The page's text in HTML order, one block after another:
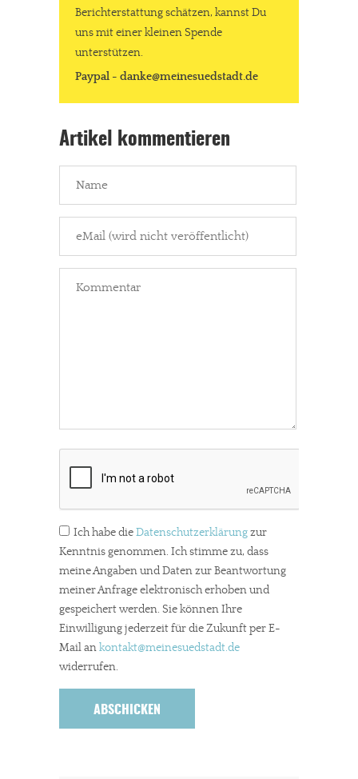
Berichterstattung schätzen, kannst Du
uns mit einer kleinen Spende
unterstützen.
Paypal - danke@meinesuedstadt.de
Artikel kommentieren
Ich habe dieDatenschutzerklärungzur
Kenntnis genommen. Ich stimme zu, dass
meine Angaben und Daten zur Beantwortung
meiner Anfrage elektronisch erhoben und
gespeichert werden. Sie können Ihre
Einwilligung jederzeit für die Zukunft per E-
Mail ankontakt@meinesuedstadt.de
widerrufen.